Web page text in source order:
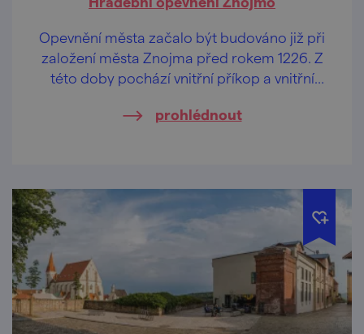
Opevnění města začalo být budováno již při
založení města Znojma před rokem 1226. Z
této doby pochází vnitřní příkop a vnitřní
prohlédnout